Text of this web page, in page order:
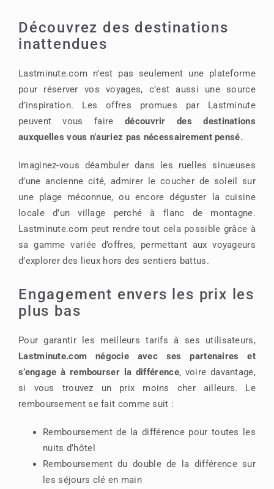
Découvrez des destinations
inattendues
Lastminute.com n’est pas seulement une plateforme
pour réserver vos voyages, c’est aussi une source
d’inspiration. Les offres promues par Lastminute
peuvent vous faire découvrir des destinations
auxquelles vous n’auriez pas nécessairement pensé.
Imaginez-vous déambuler dans les ruelles sinueuses
d’une ancienne cité, admirer le coucher de soleil sur
une plage méconnue, ou encore déguster la cuisine
locale d’un village perché à flanc de montagne.
Lastminute.com peut rendre tout cela possible grâce à
sa gamme variée d’offres, permettant aux voyageurs
d’explorer des lieux hors des sentiers battus.
Engagement envers les prix les
plus bas
Pour garantir les meilleurs tarifs à ses utilisateurs,
Lastminute.com négocie avec ses partenaires et
s’engage à rembourser la différence, voire davantage,
si vous trouvez un prix moins cher ailleurs. Le
remboursement se fait comme suit :
Remboursement de la différence pour toutes les
nuits d’hôtel
Remboursement du double de la différence sur
les séjours clé en main